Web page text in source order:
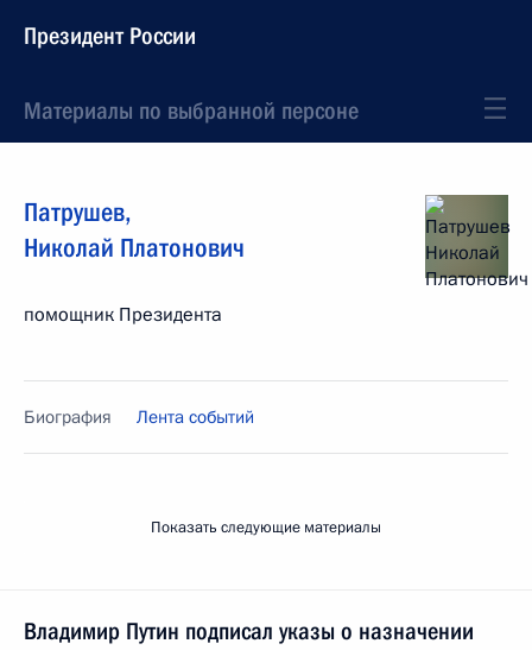
Президент России
Материалы по выбранной персоне
Патрушев,
Николай Платонович
помощник Президента
Биография Лента событий
Показать следующие материалы
Владимир Путин подписал указы о назначении